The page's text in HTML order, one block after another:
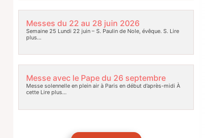
Messes du 22 au 28 juin 2026
Semaine 25 Lundi 22 juin – S. Paulin de Nole, évêque. S. Lire
plus…
Messe avec le Pape du 26 septembre
Messe solennelle en plein air à Paris en début d’après-midi À
cetteLire plus…